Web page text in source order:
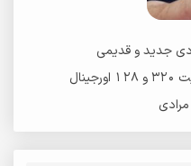
جدید و قدیمی